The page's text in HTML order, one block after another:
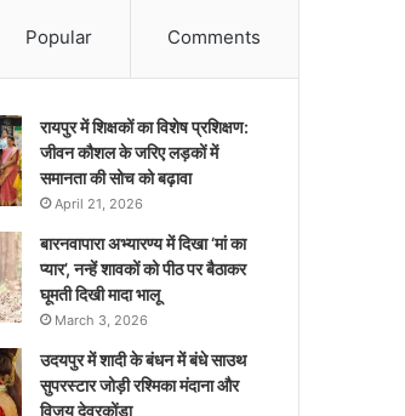
Popular Comments
रायपुर में शिक्षकों का विशेष प्रशिक्षण:
जीवन कौशल के जरिए लड़कों में
समानता की सोच को बढ़ावा
April 21, 2026
बारनवापारा अभ्यारण्य में दिखा ‘मां का
प्यार’, नन्हें शावकों को पीठ पर बैठाकर
घूमती दिखी मादा भालू
March 3, 2026
उदयपुर में शादी के बंधन में बंधे साउथ
सुपरस्टार जोड़ी रश्मिका मंदाना और
विजय देवरकोंडा